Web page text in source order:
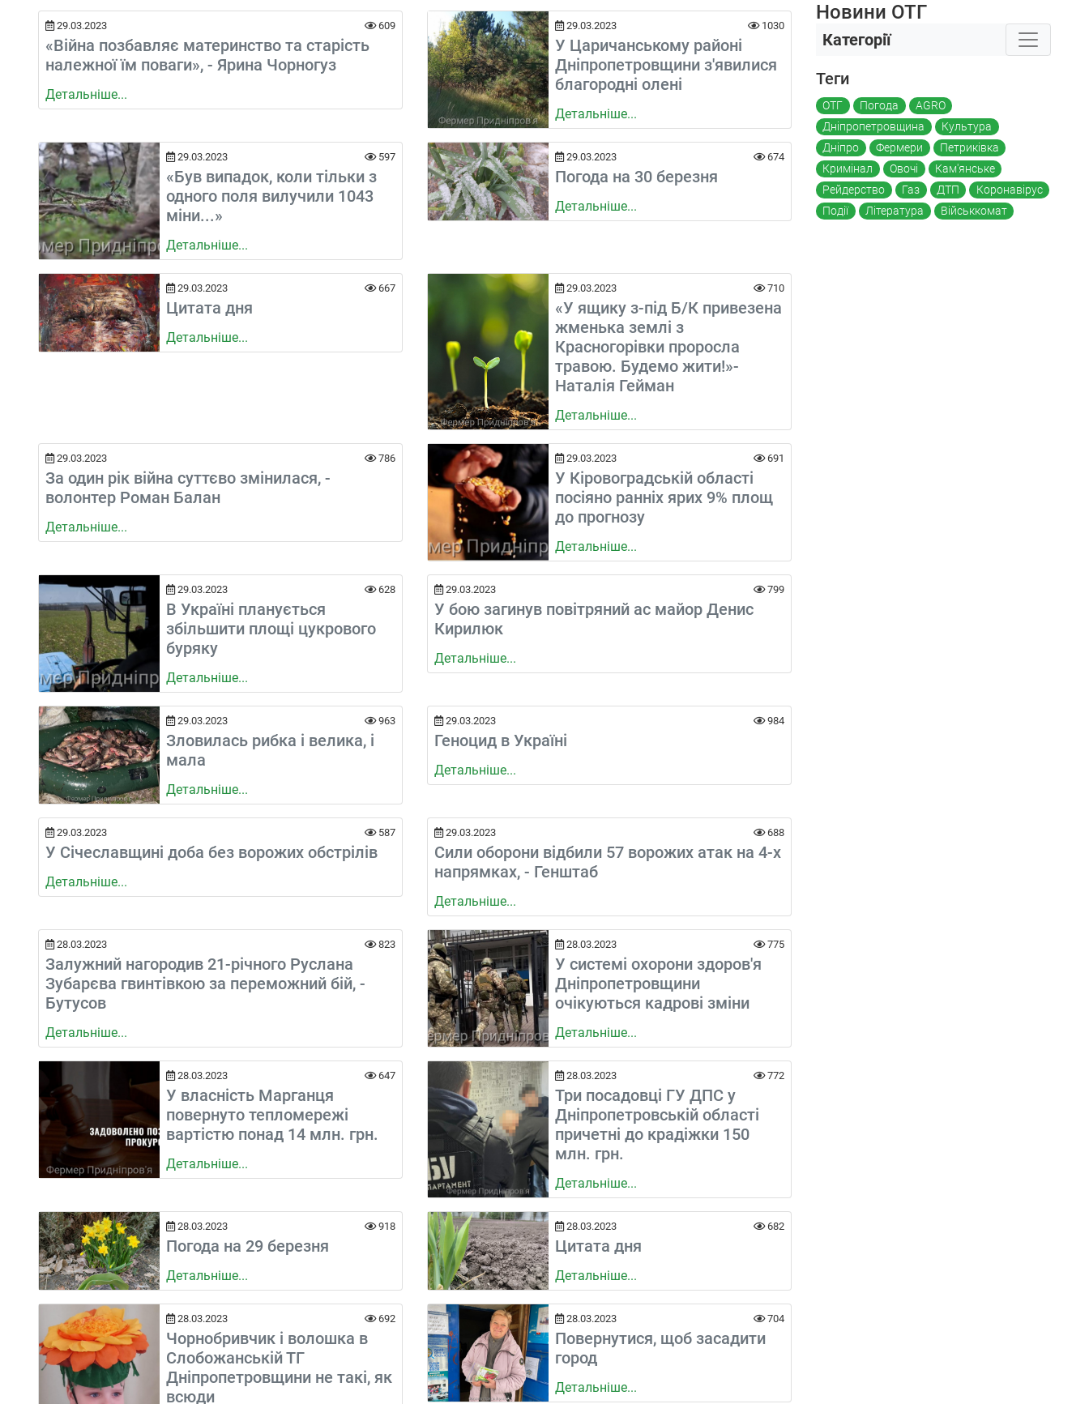
29.03.2023 609
«Війна позбавляє материнство та старість
належної їм поваги», - Ярина Чорногуз
Детальніше...
29.03.2023 1030
У Царичанському районі
Дніпропетровщини з'явилися
благородні олені
Детальніше...
29.03.2023 597
«Був випадок, коли тільки з
одного поля вилучили 1043
міни...»
Детальніше...
29.03.2023 674
Погода на 30 березня
Детальніше...
29.03.2023 667
Цитата дня
Детальніше...
29.03.2023 710
«У ящику з-під Б/К привезена
жменька землі з
Красногорівки проросла
травою. Будемо жити!»-
Наталія Гейман
Детальніше...
29.03.2023 786
За один рік війна суттєво змінилася, -
волонтер Роман Балан
Детальніше...
29.03.2023 691
У Кіровоградській області
посіяно ранніх ярих 9% площ
до прогнозу
Детальніше...
29.03.2023 628
В Україні планується
збільшити площі цукрового
буряку
Детальніше...
29.03.2023 799
У бою загинув повітряний ас майор Денис
Кирилюк
Детальніше...
29.03.2023 963
Зловилась рибка і велика, і
мала
Детальніше...
29.03.2023 984
Геноцид в Україні
Детальніше...
29.03.2023 587
У Січеславщині доба без ворожих обстрілів
Детальніше...
29.03.2023 688
Сили оборони відбили 57 ворожих атак на 4-х
напрямках, - Генштаб
Детальніше...
28.03.2023 823
Залужний нагородив 21-річного Руслана
Зубарєва гвинтівкою за переможний бій, -
Бутусов
Детальніше...
28.03.2023 775
У системі охорони здоров'я
Дніпропетровщини
очікуються кадрові зміни
Детальніше...
28.03.2023 647
У власність Марганця
повернуто тепломережі
вартістю понад 14 млн. грн.
Детальніше...
28.03.2023 772
Три посадовці ГУ ДПС у
Дніпропетровській області
причетні до крадіжки 150
млн. грн.
Детальніше...
28.03.2023 918
Погода на 29 березня
Детальніше...
28.03.2023 682
Цитата дня
Детальніше...
28.03.2023 692
Чорнобривчик і волошка в
Слобожанській ТГ
Дніпропетровщини не такі, як
всюди
28.03.2023 704
Повернутися, щоб засадити
город
Детальніше...
Новини ОТГ
Категорії
Теги
ОТГ Погода
AGRO
Дніпропетровщина
Культура
Дніпро
Фермери
Петриківка
Кримінал
Овочі
Кам'янське
Рейдерство
Газ ДТП
Коронавірус
Події
Література Військкомат